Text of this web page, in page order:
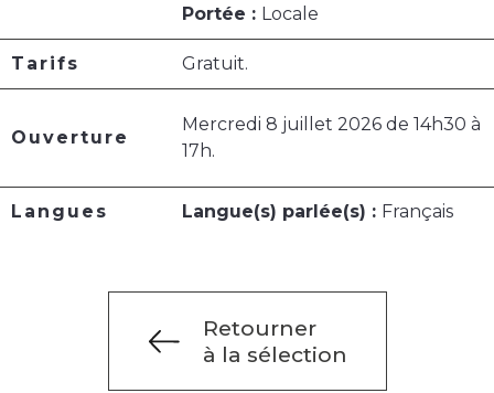
Portée : Locale
Tarifs Gratuit.
Ouverture
Mercredi 8 juillet 2026 de 14h30 à
17h.
Langues Langue(s) parlée(s) : Français
Retourner
à la sélection